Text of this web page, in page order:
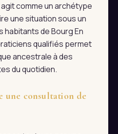
comme un archétype
une situation sous un
habitants de Bourg En
qualifiés permet
ancestrale à des
du quotidien.
une consultation de